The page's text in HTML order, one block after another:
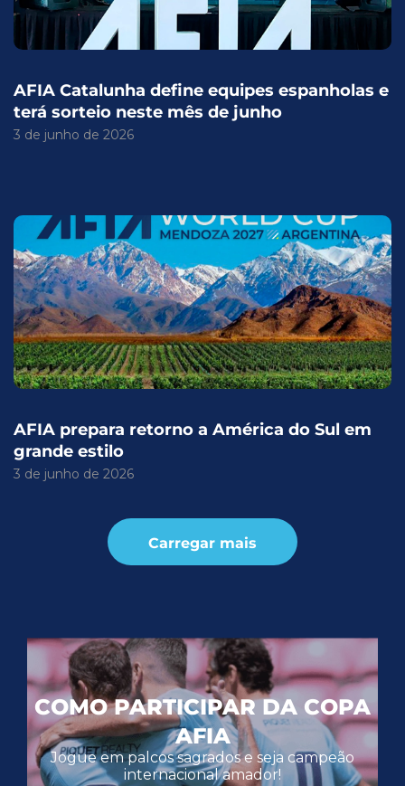
AFIA Catalunha define equipes espanholas e
terá sorteio neste mês de junho
3 de junho de 2026
AFIA prepara retorno a América do Sul em
grande estilo
3 de junho de 2026
Carregar mais
COMO PARTICIPAR DA COPA
AFIA
Jogue em palcos sagrados e seja campeão
internacional amador!